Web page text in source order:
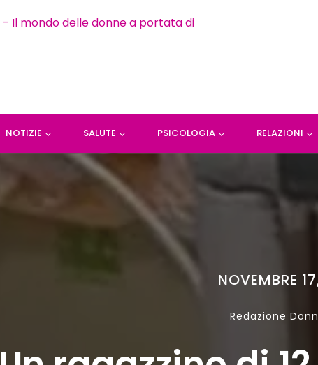
NOTIZIE SALUTE PSICOLOGIA RELAZIONI
NOVEMBRE
Redazione